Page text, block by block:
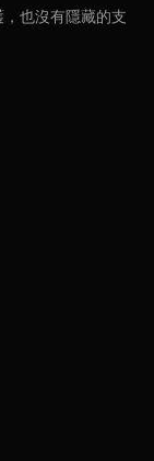
也沒有隱藏的支